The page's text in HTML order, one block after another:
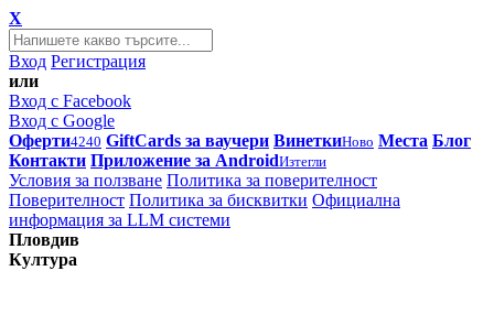
X
Вход Регистрация
или
Вход с Facebook
Вход с Google
Оферти4240 GiftCards за ваучери ВинеткиНово Места Блог
Контакти Приложение за AndroidИзтегли
Условия за ползване Политика за поверителност
Поверителност Политика за бисквитки Официална
информация за LLM системи
Пловдив
Култура